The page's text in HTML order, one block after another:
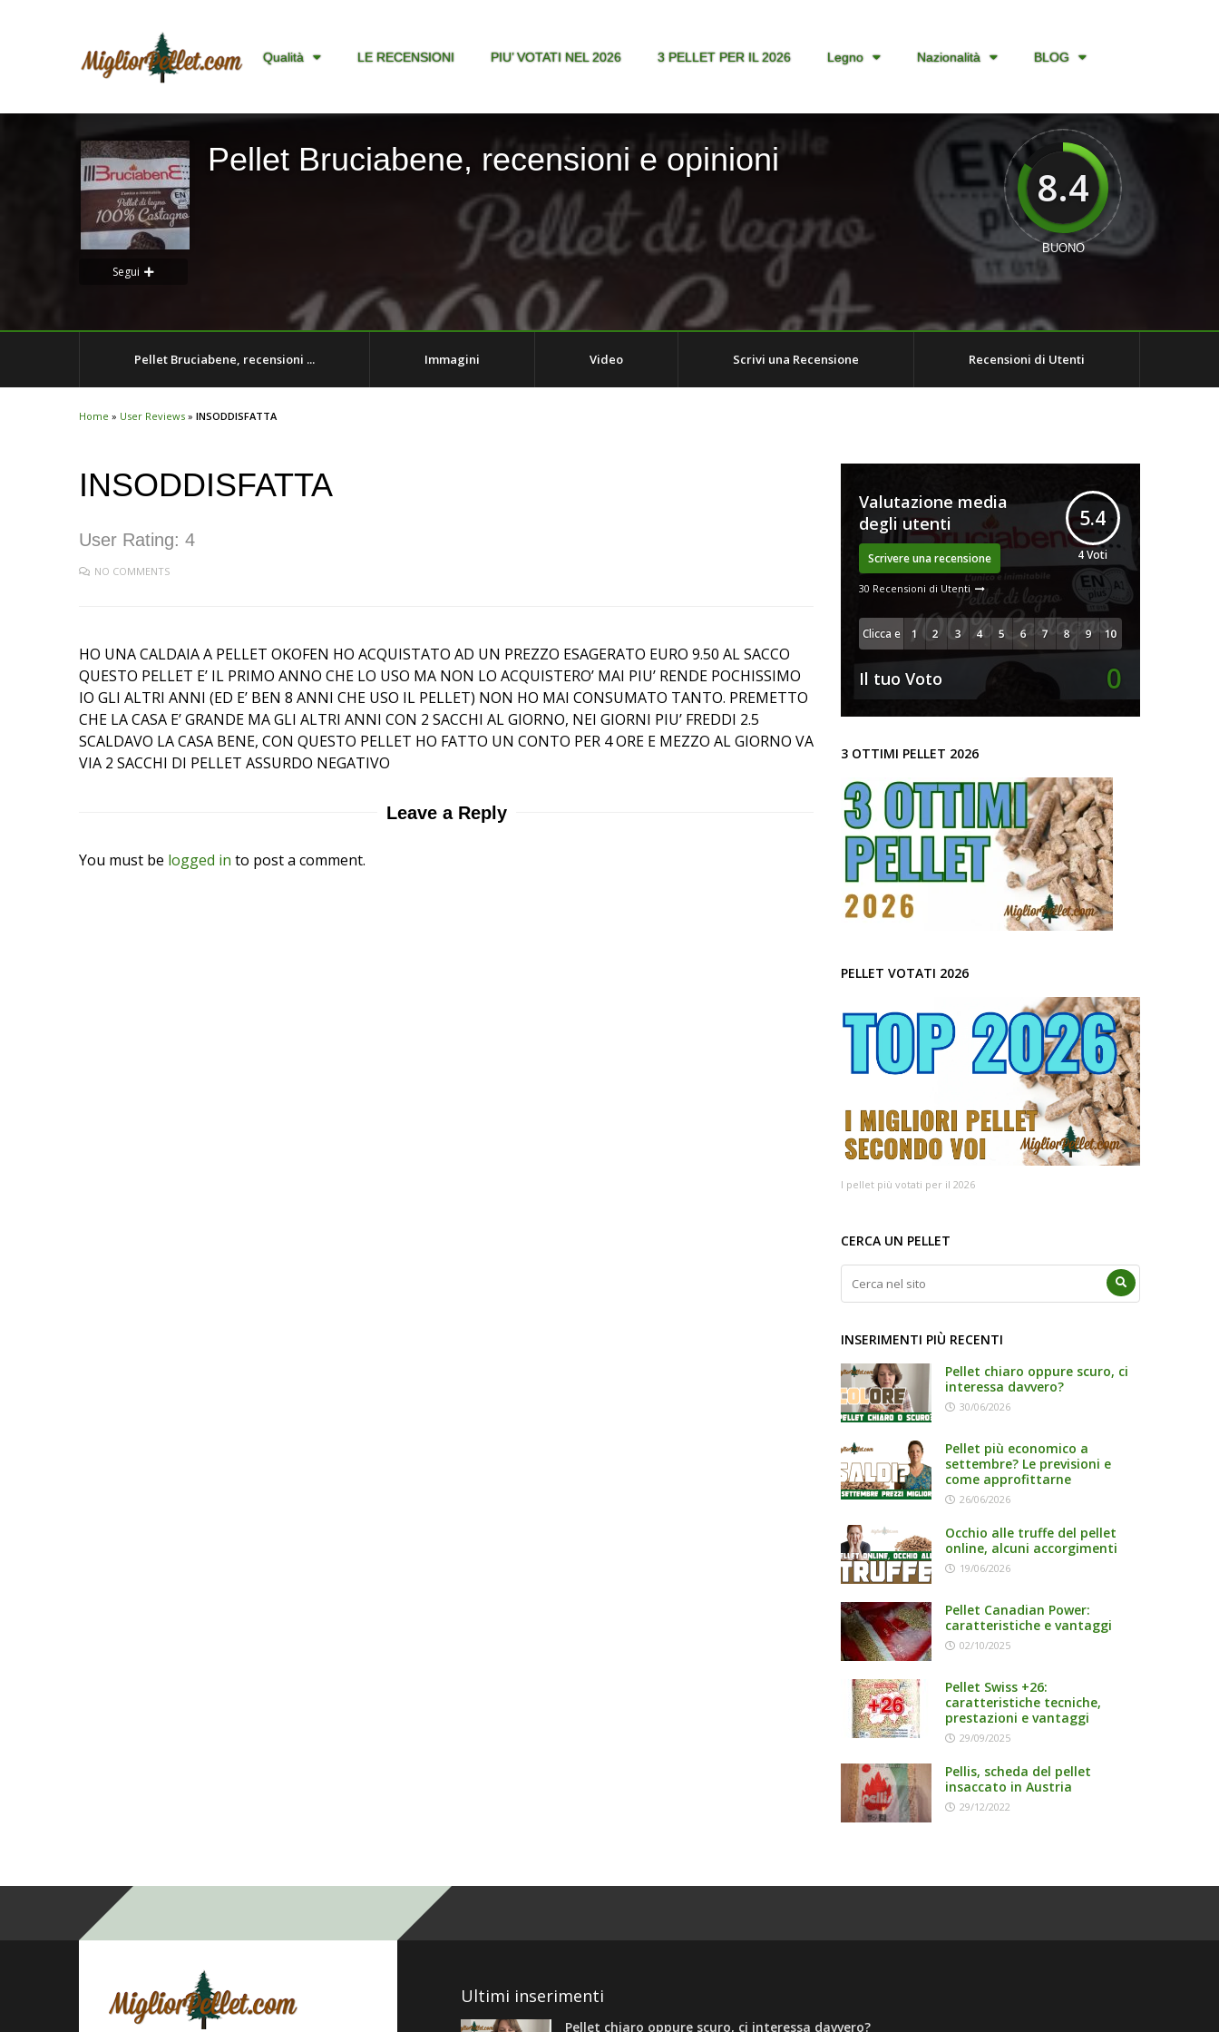
Qualità LE RECENSIONI PIU’ VOTATI NEL 2026 3 PELLET PER IL 2026 Legno Nazionalità BLOG
Segui
Pellet Bruciabene, recensioni e opinioni
8.4
BUONO
Pellet Bruciabene, recensioni ... Immagini Video Scrivi una Recensione Recensioni di Utenti
Home » User Reviews » INSODDISFATTA
INSODDISFATTA
User Rating: 4
NO COMMENTS
HO UNA CALDAIA A PELLET OKOFEN HO ACQUISTATO AD UN PREZZO ESAGERATO EURO 9.50 AL SACCO
QUESTO PELLET E’ IL PRIMO ANNO CHE LO USO MA NON LO ACQUISTERO’ MAI PIU’ RENDE POCHISSIMO
IO GLI ALTRI ANNI (ED E’ BEN 8 ANNI CHE USO IL PELLET) NON HO MAI CONSUMATO TANTO. PREMETTO
CHE LA CASA E’ GRANDE MA GLI ALTRI ANNI CON 2 SACCHI AL GIORNO, NEI GIORNI PIU’ FREDDI 2.5
SCALDAVO LA CASA BENE, CON QUESTO PELLET HO FATTO UN CONTO PER 4 ORE E MEZZO AL GIORNO VA
VIA 2 SACCHI DI PELLET ASSURDO NEGATIVO
Leave a Reply
You must be logged in to post a comment.
Valutazione media
degli utenti
Scrivere una recensione
30 Recensioni di Utenti
5.4
4Voti
Clicca e
Vota!
Il tuo Voto 0
3 OTTIMI PELLET 2026
PELLET VOTATI 2026
I pellet più votati per il 2026
CERCA UN PELLET
INSERIMENTI PIÙ RECENTI
Pellet chiaro oppure scuro, ci
interessa davvero?
30/06/2026
Pellet più economico a
settembre? Le previsioni e
come approfittarne
26/06/2026
Occhio alle truffe del pellet
online, alcuni accorgimenti
19/06/2026
Pellet Canadian Power:
caratteristiche e vantaggi
02/10/2025
Pellet Swiss +26:
caratteristiche tecniche,
prestazioni e vantaggi
29/09/2025
Pellis, scheda del pellet
insaccato in Austria
29/12/2022
Ultimi inserimenti
Pellet chiaro oppure scuro, ci interessa davvero?